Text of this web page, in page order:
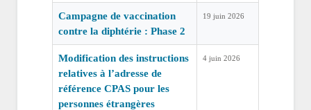
Campagne de vaccination
contre la diphtérie : Phase 2
19 juin 2026
Modification des instructions
relatives à l’adresse de
référence CPAS pour les
personnes étrangères
4 juin 2026